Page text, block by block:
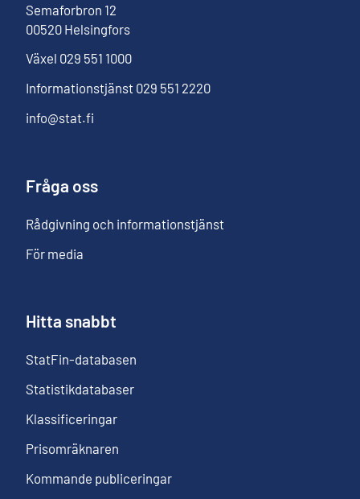
Semaforbron 12
00520 Helsingfors
Växel 029 551 1000
Informationstjänst 029 551 2220
info@stat.fi
Fråga oss
Rådgivning och informationstjänst
För media
Hitta snabbt
StatFin-databasen
Statistikdatabaser
Klassificeringar
Prisomräknaren
Kommande publiceringar